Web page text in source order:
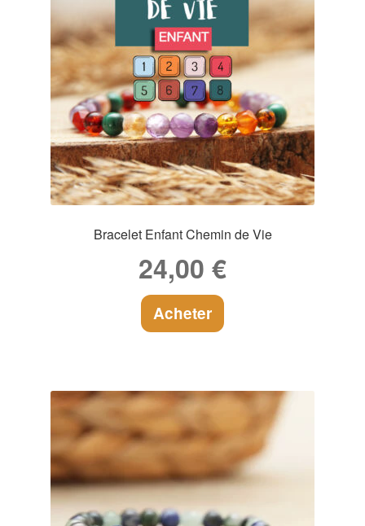
Bracelet Enfant Chemin de Vie
24,00 €
Acheter